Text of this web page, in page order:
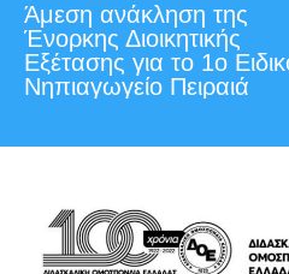
Άμεση ανάκληση της
Ένορκης Διοικητικής
Εξέτασης για το 1ο
Νηπιαγωγείο Πειραιά